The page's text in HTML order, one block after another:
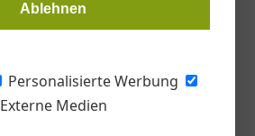
Ablehnen
Personalisierte Werbung
Externe Medien